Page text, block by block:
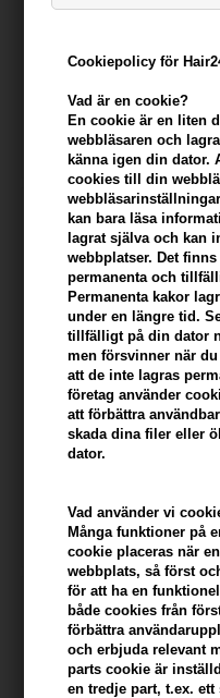
Cookiepolicy för
Vad är en cookie?
En cookie är en liten
webbläsaren och
känna igen din dator.
cookies till din
kan bara läsa
lagrat själva och kan
webbplatser. Det
permanenta och
Permanenta kakor
under en längre tid.
tillfälligt på din dator
men försvinner när
att de inte lagras
företag använder
att förbättra
skada dina filer eller
dator.
Vad använder vi
Många funktioner på
cookie placeras när
webbplats, så först
för att ha en
både cookies från
förbättra
och erbjuda relevant
parts cookie är
en tredje part, t.ex.
Epiic Hair Care Nr. 28
Moisturize’it Shampoo
ECOCERT® 250ml
290,00 SEK
Epiic Hair Care Nr. 29
Moisturize’it Conditioner